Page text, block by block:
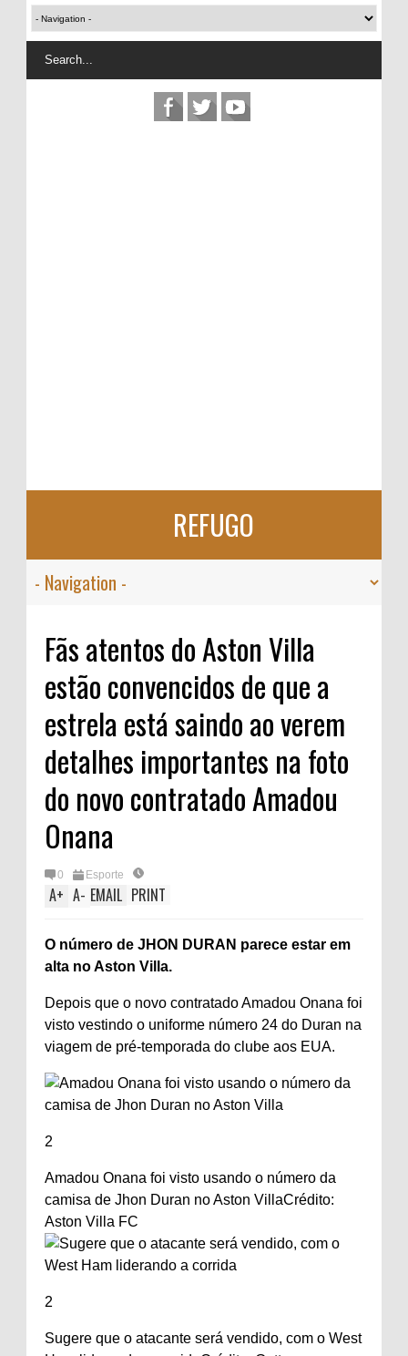
REFUGO
Fãs atentos do Aston Villa
estão convencidos de que a
estrela está saindo ao verem
detalhes importantes na foto
do novo contratado Amadou
Onana
0 Esporte
A+ A- EMAIL PRINT
O número de JHON DURAN parece estar em
alta no Aston Villa.
Depois que o novo contratado Amadou Onana foi
visto vestindo o uniforme número 24 do Duran na
viagem de pré-temporada do clube aos EUA.
2
Amadou Onana foi visto usando o número da
camisa de Jhon Duran no Aston VillaCrédito:
Aston Villa FC
2
Sugere que o atacante será vendido, com o West